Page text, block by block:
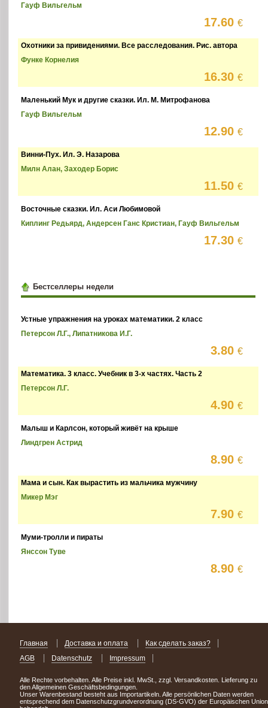
Гауф Вильгельм
17.60€
Охотники за привидениями. Все расследования. Рис. автора
Функе Корнелия
16.30€
Маленький Мук и другие сказки. Ил. М. Митрофанова
Гауф Вильгельм
12.90€
Винни-Пух. Ил. Э. Назарова
Милн Алан, Заходер Борис
11.50€
Восточные сказки. Ил. Аси Любимовой
Киплинг Редьярд, Андерсен Ганс Кристиан, Гауф Вильгельм
17.30€
Бестселлеры недели
Устные упражнения на уроках математики. 2 класс
Петерсон Л.Г., Липатникова И.Г.
3.80€
Математика. 3 класс. Учебник в 3-х частях. Часть 2
Петерсон Л.Г.
4.90€
Малыш и Карлсон, который живёт на крыше
Линдгрен Астрид
8.90€
Мама и сын. Как вырастить из мальчика мужчину
Микер Мэг
7.90€
Муми-тролли и пираты
Янссон Туве
8.90€
Главная Доставка и оплата
Как сделать заказ?
AGB
Datenschutz Impressum
Alle Rechte vorbehalten. Alle Preise inkl. MwSt., zzgl. Versandkosten. Lieferung zu
den Allgemeinen Geschäftsbedingungen.
Unser Warenbestand besteht aus Importartikeln. Alle persönlichen Daten werden
entsprechend dem Datenschutzgrundverordnung (DS-GVO) der Europäischen Union